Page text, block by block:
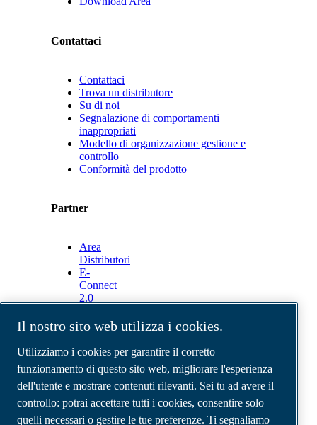
Contattaci
Contattaci
Trova un distributore
Su di noi
Segnalazione di comportamenti
inappropriati
Modello di organizzazione gestione e
controllo
Conformità del prodotto
Partner
Area
Distributori
E-
Connect
2.0
Portal
Media
Gallery
©2026 Compressori d'aria ABAC
Note legali e privacy
Modulo resi
Il nostro sito web utilizza i cookies.
Utilizziamo i cookies per garantire il corretto
funzionamento di questo sito web, migliorare l'esperienza
dell'utente e mostrare contenuti rilevanti. Sei tu ad avere il
controllo: potrai accettare tutti i cookies, consentire solo
quelli necessari o gestire le tue preferenze. Ti segnaliamo